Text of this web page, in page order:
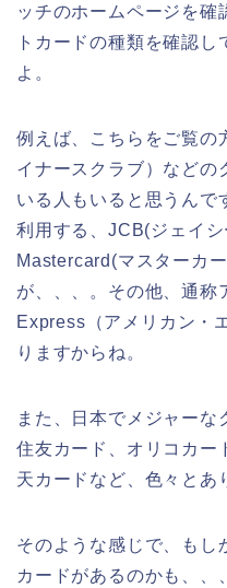
ッチのホームページを確
トカードの種類を確認
よ。
例えば、こちらをご覧
イナースクラブ）などの
いる人もいると思うんで
利用する、JCB(ジェイ
Mastercard(マスターカ
が、、、。その他、通称
Express（アメリカン・
りますからね。
また、日本でメジャーな
住友カード、オリコカー
天カードなど、色々とあ
そのような感じで、もし
カードがあるのかも、、